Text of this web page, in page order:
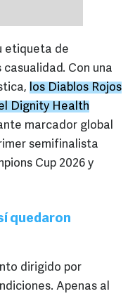
etiqueta de
Con una
los Diablos Rojos
Dignity Health
marcador global
semifinalista
Cup 2026 y
quedaron
dirigido por
Apenas al